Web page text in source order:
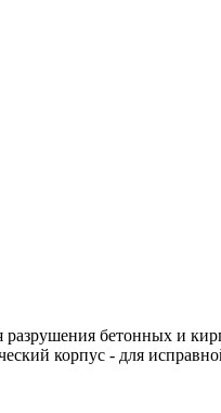
бетонных и
корпус - для